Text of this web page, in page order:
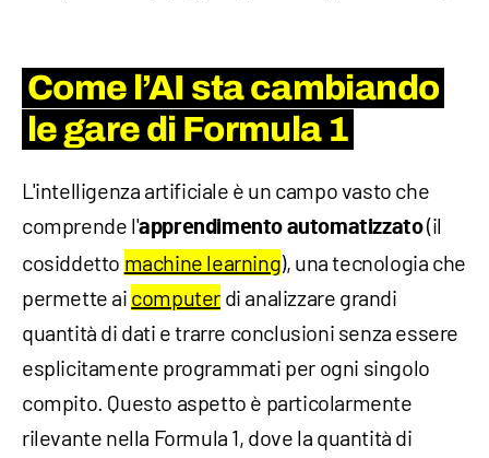
Come l’AI sta cambiando
le gare di Formula 1
L'intelligenza artificiale è un campo vasto che
comprende l'apprendimento automatizzato(il
cosiddetto machine learning), una tecnologia che
permette ai computer di analizzare grandi
quantità di dati e trarre conclusioni senza essere
esplicitamente programmati per ogni singolo
compito. Questo aspetto è particolarmente
rilevante nella Formula 1, dove la quantità di